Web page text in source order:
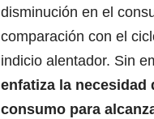
disminución en el
comparación con el
indicio alentador. Sin
enfatiza la necesidad
consumo para